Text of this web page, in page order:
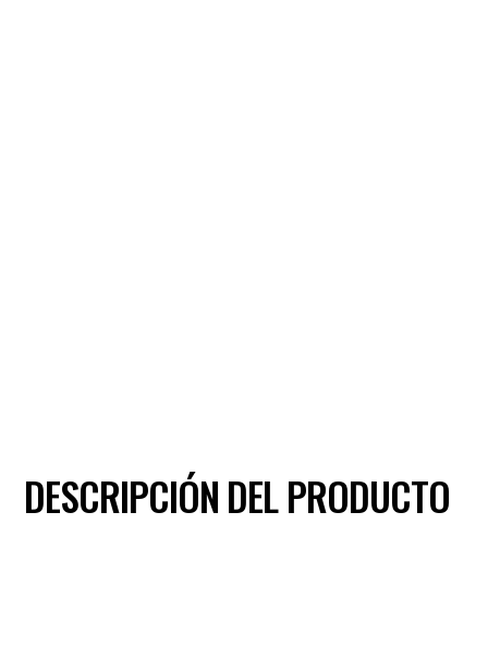
DESCRIPCIÓN DEL PRODUCTO